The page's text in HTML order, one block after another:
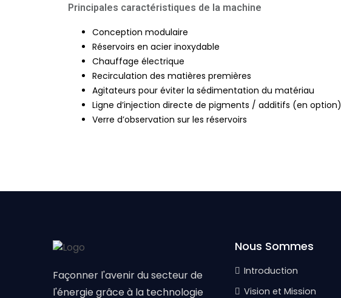
Principales caractéristiques de la machine
Conception modulaire
Réservoirs en acier inoxydable
Chauffage électrique
Recirculation des matières premières
Agitateurs pour éviter la sédimentation du matériau
Ligne d’injection directe de pigments / additifs (en option)
Verre d’observation sur les réservoirs
Façonner l'avenir du secteur de
l'énergie grâce à la technologie
Nous Sommes
Introduction
Vision et Mission